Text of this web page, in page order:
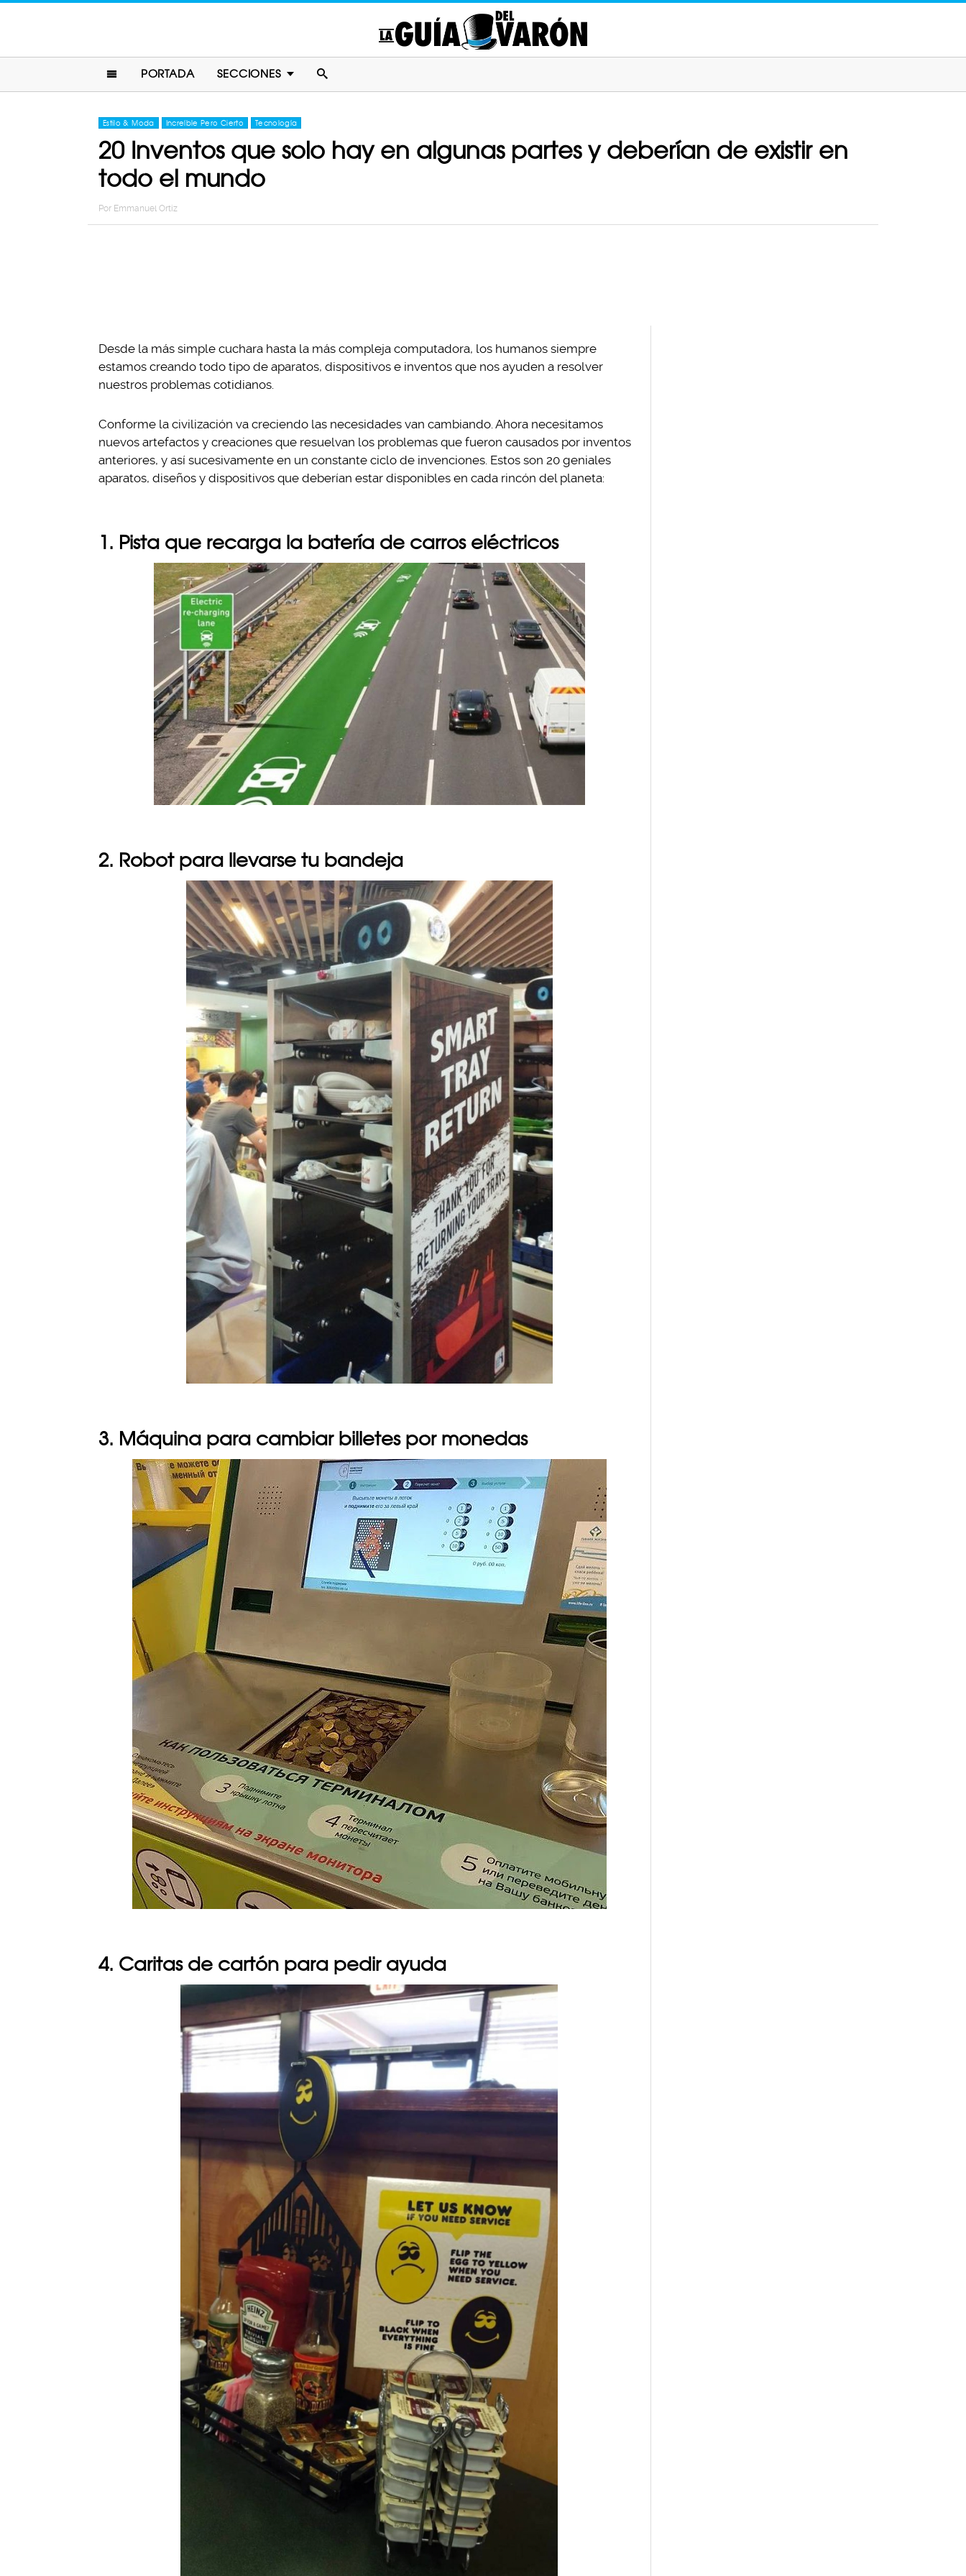
PORTADA SECCIONES
Estilo & Moda Increíble Pero Cierto Tecnología
20 Inventos que solo hay en algunas partes y deberían de existir en
todo el mundo
Por Emmanuel Ortiz
Desde la más simple cuchara hasta la más compleja computadora, los humanos siempre
estamos creando todo tipo de aparatos, dispositivos e inventos que nos ayuden a resolver
nuestros problemas cotidianos.
Conforme la civilización va creciendo las necesidades van cambiando. Ahora necesitamos
nuevos artefactos y creaciones que resuelvan los problemas que fueron causados por inventos
anteriores, y así sucesivamente en un constante ciclo de invenciones. Estos son 20 geniales
aparatos, diseños y dispositivos que deberían estar disponibles en cada rincón del planeta:
1. Pista que recarga la batería de carros eléctricos
2. Robot para llevarse tu bandeja
3. Máquina para cambiar billetes por monedas
4. Caritas de cartón para pedir ayuda